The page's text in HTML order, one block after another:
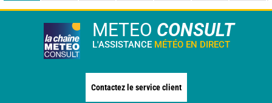
METEO CONSULT
L'ASSISTANCE MÉTÉO EN DIRECT
Contactez le service client